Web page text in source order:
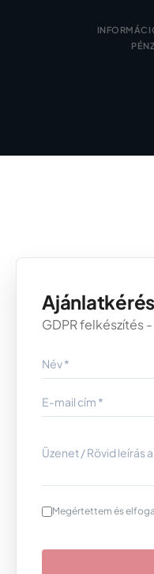
Ajánlatkérés
GDPR felkészítés
Megértettem és